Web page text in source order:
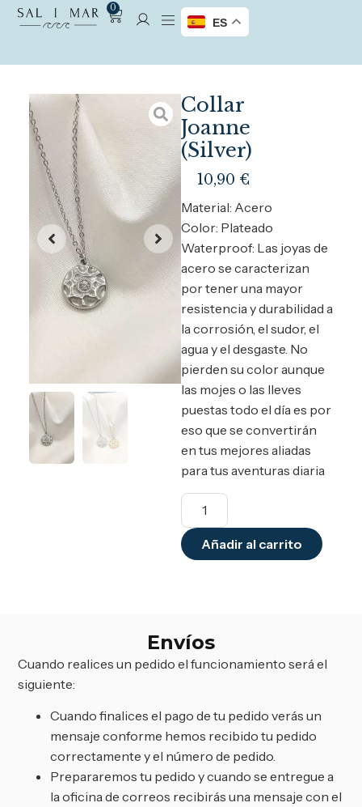
0
ES
Collar
Joanne
(Silver)
10,90 €
Material: Acero
Color: Plateado
Waterproof: Las joyas de
acero se caracterizan
por tener una mayor
resistencia y durabilidad a
la corrosión, el sudor, el
agua y el desgaste. No
pierden su color aunque
las mojes o las lleves
puestas todo el día es por
eso que se convertirán
en tus mejores aliadas
para tus aventuras diaria
Añadir al carrito
Envíos
Cuando realices un pedido el funcionamiento será el
siguiente:
Cuando finalices el pago de tu pedido verás un
mensaje conforme hemos recibido tu pedido
correctamente y el número de pedido.
Prepararemos tu pedido y cuando se entregue a
la oficina de correos recibirás una mensaje con el